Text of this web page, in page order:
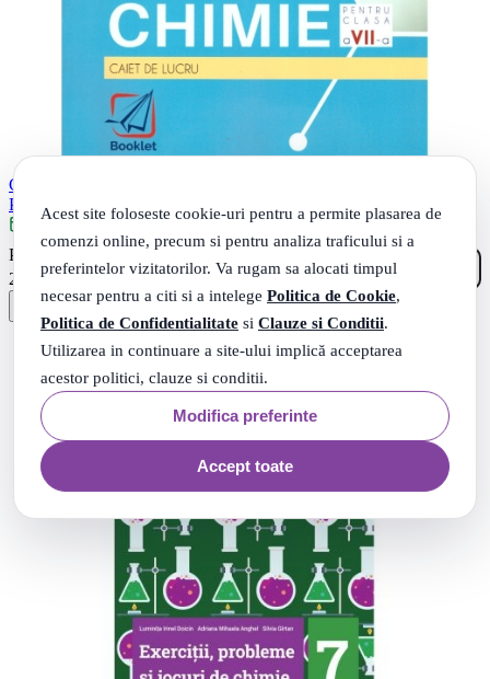
Acest site foloseste cookie-uri pentru a permite plasarea de
comenzi online, precum si pentru analiza traficului si a
preferintelor vizitatorilor. Va rugam sa alocati timpul
necesar pentru a citi si a intelege Politica de Cookie,
Politica de Confidentialitate si Clauze si Conditii.
Utilizarea in continuare a site-ului implică acceptarea
acestor politici, clauze si conditii.
Modifica preferinte
Accept toate
Chimie. Clasa a 7-a, caiet de lucru - Izabela Bejenariu, Lucretia
Papuc, Florica Popescu
PRP: 27 .90
27
38Lei